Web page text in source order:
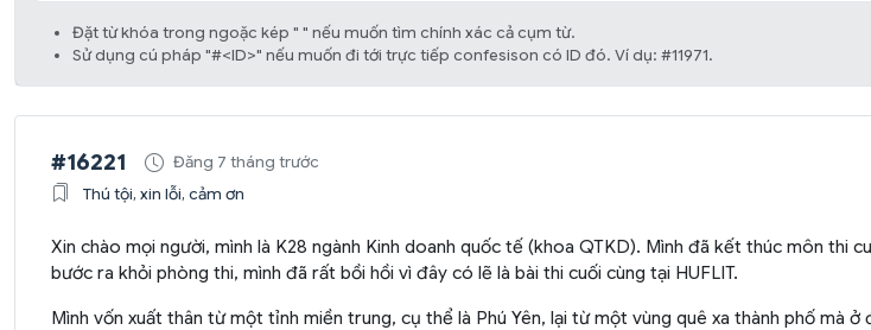
Đặt từ khóa trong ngoặc kép " " nếu muốn tìm chính xác cả cụm từ.
Sử dụng cú pháp "#<ID>" nếu muốn đi tới trực tiếp confesison có ID đó. Ví dụ: #11971.
#16221
Đăng 7 tháng trước
Thú tội, xin lỗi, cảm ơn
Xin chào mọi người, mình là K28 ngành Kinh doanh quốc tế (khoa QTKD). Mình đã kết thúc môn thi
bước ra khỏi phòng thi, mình đã rất bồi hồi vì đây có lẽ là bài thi cuối cùng tại HUFLIT.
Mình vốn xuất thân từ một tỉnh miền trung, cụ thể là Phú Yên, lại từ một vùng quê xa thành phố mà